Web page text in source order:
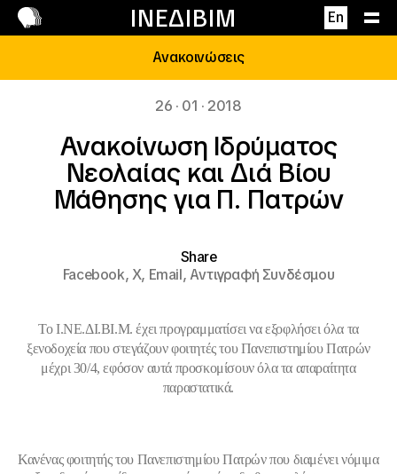
ΙΝΕΔΙΒΙΜ En
Επικοινωνία
Ανακοινώσεις
26 · 01 · 2018
Ανακοίνωση Ιδρύματος
Νεολαίας και Διά Βίου
Μάθησης για Π. Πατρών
Share
Facebook,X, Email,Αντιγραφή Συνδέσμου
Το Ι.NE.ΔΙ.ΒΙ.Μ. έχει προγραμματίσει να εξοφλήσει όλα τα
ξενοδοχεία που στεγάζουν φοιτητές του Πανεπιστημίου Πατρών
μέχρι 30/4, εφόσον αυτά προσκομίσουν όλα τα απαραίτητα
παραστατικά.
Κανένας φοιτητής του Πανεπιστημίου Πατρών που διαμένει νόμιμα